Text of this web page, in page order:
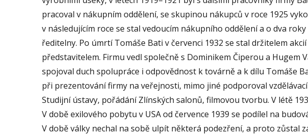
pracoval v nákupním oddělení, se skupinou nákupců v roce 1925
v následujícím roce se stal vedoucím nákupního oddělení a o dva
ředitelny. Po úmrtí Tomáše Bati v červenci 1932 se stal držitelem
představitelem. Firmu vedl společně s Dominikem Čiperou a Hugem
spojoval duch spolupráce i odpovědnost k továrně a k dílu Tomáše
při prezentování firmy na veřejnosti, mimo jiné podporoval
Studijní ústavy, pořádání Zlínských salonů, filmovou tvorbu. V létě
V době exilového pobytu v USA od července 1939 se podílel na
V době války nechal na sobě ulpít některá podezření, a proto zůstal